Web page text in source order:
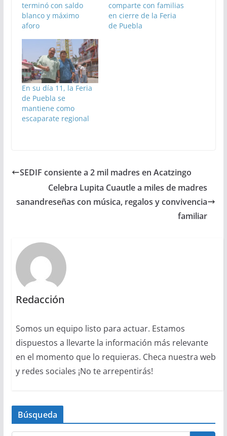
terminó con saldo
blanco y máximo
aforo
comparte con familias
en cierre de la Feria
de Puebla
En su día 11, la Feria
de Puebla se
mantiene como
escaparate regional
SEDIF consiente a 2 mil madres en Acatzingo
Celebra Lupita Cuautle a miles de madres
sanandreseñas con música, regalos y convivencia
familiar
Redacción
Somos un equipo listo para actuar. Estamos
dispuestos a llevarte la información más relevante
en el momento que lo requieras. Checa nuestra web
y redes sociales ¡No te arrepentirás!
Búsqueda